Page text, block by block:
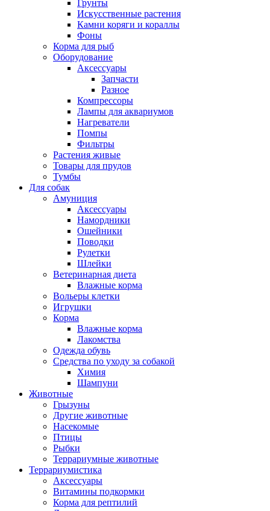
Грунты
Искусственные растения
Камни коряги и кораллы
Фоны
Корма для рыб
Оборудование
Аксессуары
Запчасти
Разное
Компрессоры
Лампы для аквариумов
Нагреватели
Помпы
Фильтры
Растения живые
Товары для прудов
Тумбы
Для собак
Амуниция
Аксессуары
Намордники
Ошейники
Поводки
Рулетки
Шлейки
Ветеринарная диета
Влажные корма
Вольеры клетки
Игрушки
Корма
Влажные корма
Лакомства
Одежда обувь
Средства по уходу за собакой
Химия
Шампуни
Животные
Грызуны
Другие животные
Насекомые
Птицы
Рыбки
Террариумные животные
Террариумистика
Аксессуары
Витамины подкормки
Корма для рептилий